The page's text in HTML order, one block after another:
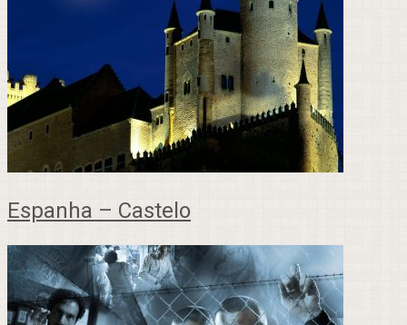
Espanha – Castelo